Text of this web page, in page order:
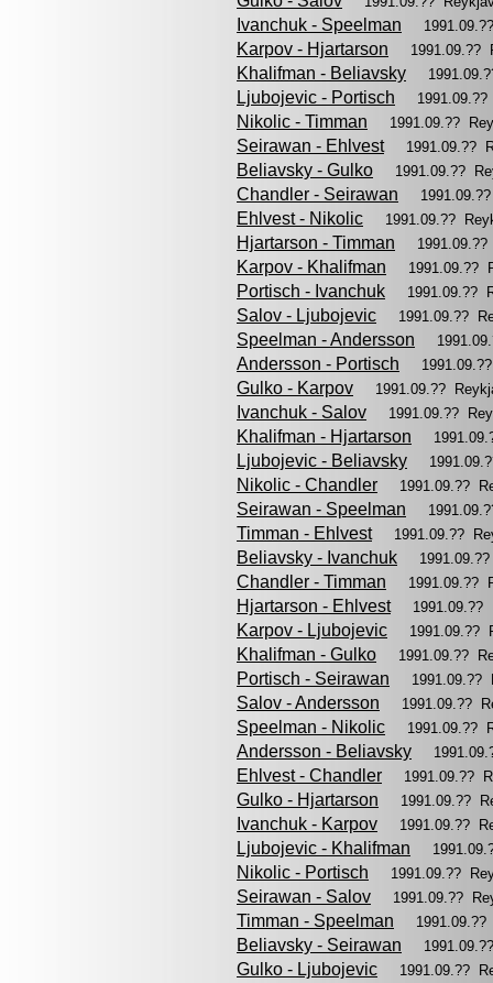
Ivanchuk - Speelman
Karpov - Hjartarson
Khalifman - Beliavsky
Ljubojevic - Portisch
Nikolic - Timman 1991.09.??
Seirawan - Ehlvest 1991.09.??
Beliavsky - Gulko 1991.09.??
Chandler - Seirawan
Ehlvest - Nikolic 1991.09.??
Hjartarson - Timman
Karpov - Khalifman 1991.09.??
Portisch - Ivanchuk 1991.09.??
Salov - Ljubojevic 1991.09.??
Speelman - Andersson
Andersson - Portisch
Gulko - Karpov 1991.09.??
Ivanchuk - Salov 1991.09.??
Khalifman - Hjartarson
Ljubojevic - Beliavsky
Nikolic - Chandler 1991.09.??
Seirawan - Speelman
Timman - Ehlvest 1991.09.??
Beliavsky - Ivanchuk
Chandler - Timman 1991.09.??
Hjartarson - Ehlvest
Karpov - Ljubojevic
Khalifman - Gulko 1991.09.??
Portisch - Seirawan
Salov - Andersson 1991.09.??
Speelman - Nikolic 1991.09.??
Andersson - Beliavsky
Ehlvest - Chandler 1991.09.??
Gulko - Hjartarson 1991.09.??
Ivanchuk - Karpov 1991.09.??
Ljubojevic - Khalifman
Nikolic - Portisch 1991.09.??
Seirawan - Salov 1991.09.??
Timman - Speelman
Beliavsky - Seirawan
Gulko - Ljubojevic 1991.09.??